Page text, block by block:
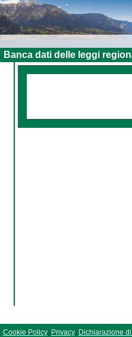
Banca dati delle leggi
Cookie Policy Privacy
Dichiarazione